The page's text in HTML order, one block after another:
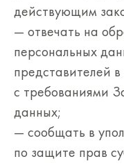
действующим
— отвечать на
персональных
представителей в
с требованиями
данных;
— сообщать в
по защите прав